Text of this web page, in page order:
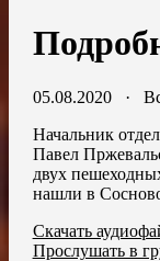
05.08.2020·
Начальник
Павел
двух
нашли в
Скачать
Прослушать в